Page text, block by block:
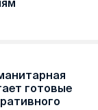
готовые